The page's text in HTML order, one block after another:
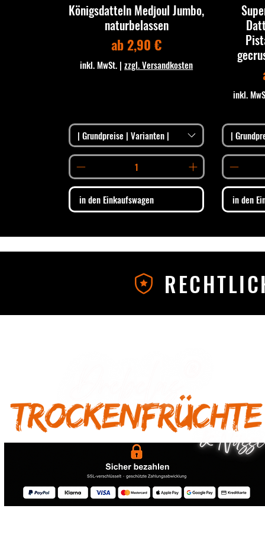
Königsdatteln Medjoul Jumbo,
naturbelassen
ab2,90 €
Sale-Preis
inkl. MwSt. |zzgl. Versandkosten
| Grundpreise | Varianten |
in den Einkaufswagen
inkl.
|
in den